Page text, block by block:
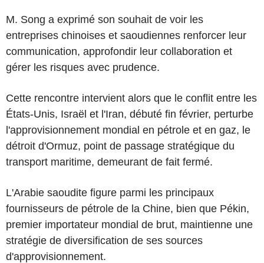
M. Song a exprimé son souhait de voir les
entreprises chinoises et saoudiennes renforcer leur
communication, approfondir leur collaboration et
gérer les risques avec prudence.
Cette rencontre intervient alors que le conflit entre les
États-Unis, Israël et l'Iran, débuté fin février, perturbe
l'approvisionnement mondial en pétrole et en gaz, le
détroit d'Ormuz, point de passage stratégique du
transport maritime, demeurant de fait fermé.
L'Arabie saoudite figure parmi les principaux
fournisseurs de pétrole de la Chine, bien que Pékin,
premier importateur mondial de brut, maintienne une
stratégie de diversification de ses sources
d'approvisionnement.